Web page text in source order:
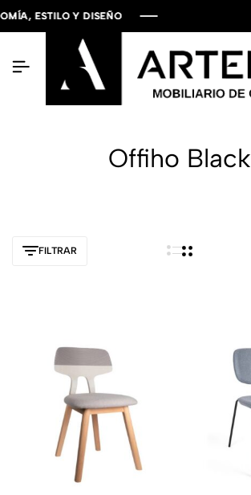
ESTILO Y DISEÑO
ESTILO Y DISEÑO
ESTILO Y DISEÑO
Offiho Black
FILTRAR